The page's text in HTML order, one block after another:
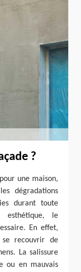
?
une maison,
dégradations
durant toute
esthétique, le
En effet,
recouvrir de
La salissure
ou en mauvais